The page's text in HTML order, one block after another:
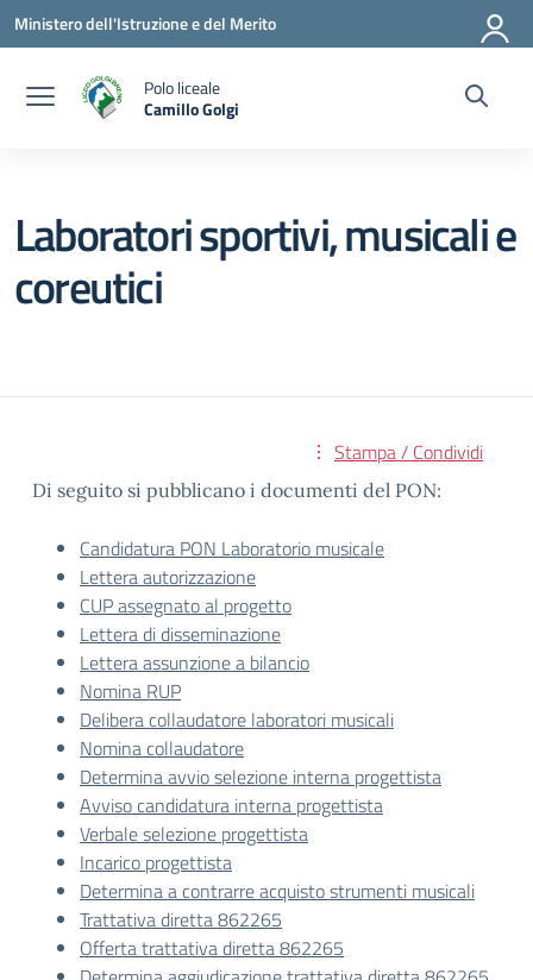
Vai ai contenuti
Vai al menu di navigazione
Vai al footer
Ministero dell'Istruzione e del Merito
Polo liceale
Camillo Golgi
— Visita la pagina iniziale della scuola
Laboratori sportivi, musicali e
coreutici
Stampa / Condividi
Di seguito si pubblicano i documenti del PON:
Candidatura PON Laboratorio musicale
Lettera autorizzazione
CUP assegnato al progetto
Lettera di disseminazione
Lettera assunzione a bilancio
Nomina RUP
Delibera collaudatore laboratori musicali
Nomina collaudatore
Determina avvio selezione interna progettista
Avviso candidatura interna progettista
Verbale selezione progettista
Incarico progettista
Determina a contrarre acquisto strumenti musicali
Trattativa diretta 862265
Offerta trattativa diretta 862265